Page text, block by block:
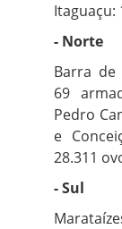
Itaguaçu:
- Norte
Barra de
69
Pedro
e
28.311
- Sul